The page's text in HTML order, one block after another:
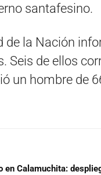
santafesino.
de la Nación
Seis de ellos
un hombre de
en Calamuchita: